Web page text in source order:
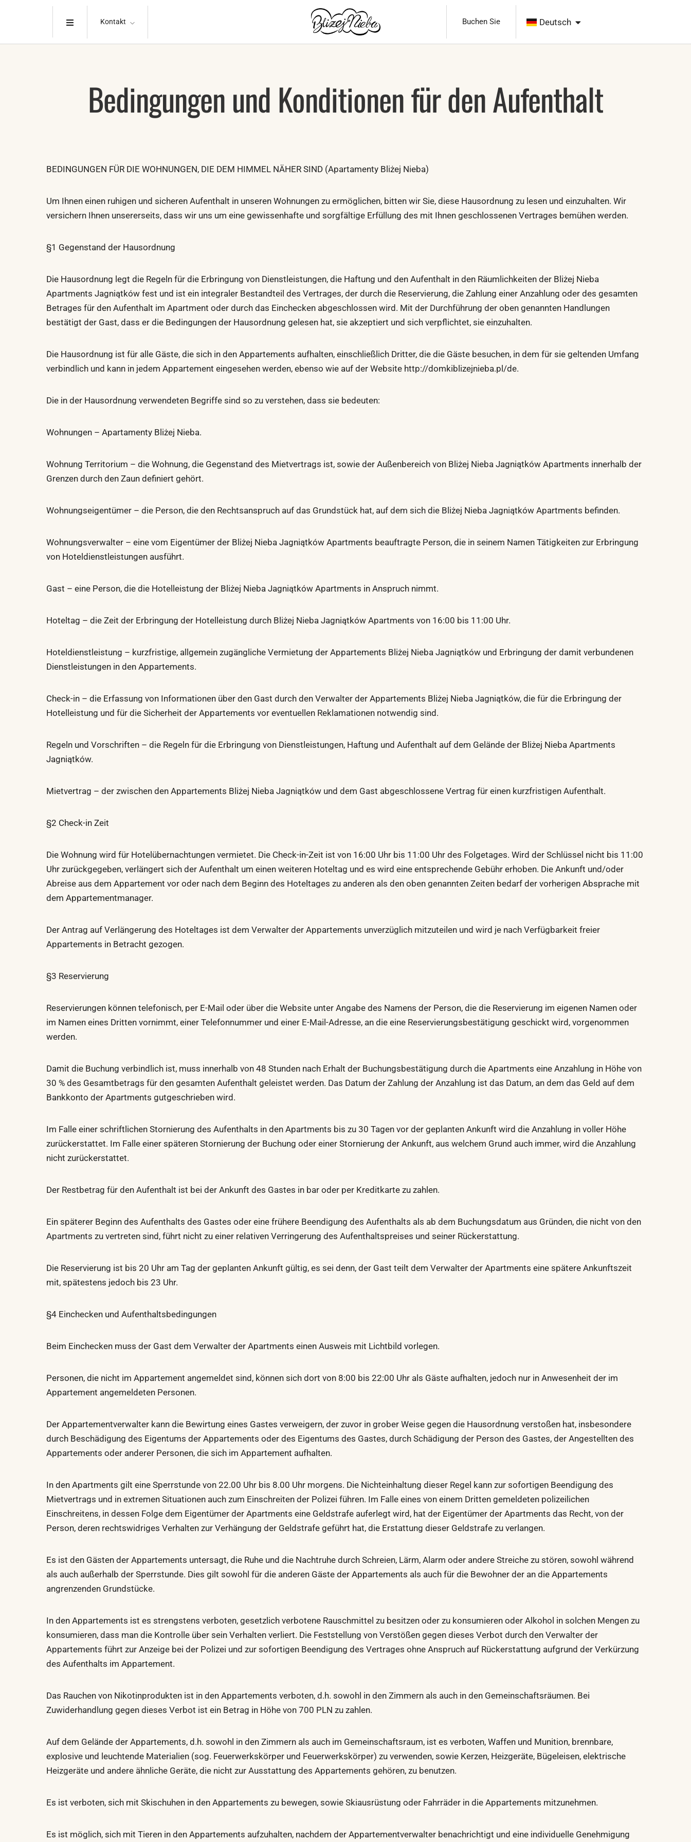
Kontakt Buchen Sie Deutsch
Čeština
Bedingungen und Konditionen für den Aufenthalt
BEDINGUNGEN FÜR DIE WOHNUNGEN, DIE DEM HIMMEL NÄHER SIND (Apartamenty Bliżej Nieba)
Um Ihnen einen ruhigen und sicheren Aufenthalt in unseren Wohnungen zu ermöglichen, bitten wir Sie, diese Hausordnung zu lesen und einzuhalten. Wir
versichern Ihnen unsererseits, dass wir uns um eine gewissenhafte und sorgfältige Erfüllung des mit Ihnen geschlossenen Vertrages bemühen werden.
§1 Gegenstand der Hausordnung
Die Hausordnung legt die Regeln für die Erbringung von Dienstleistungen, die Haftung und den Aufenthalt in den Räumlichkeiten der Bliżej Nieba
Apartments Jagniątków fest und ist ein integraler Bestandteil des Vertrages, der durch die Reservierung, die Zahlung einer Anzahlung oder des gesamten
Betrages für den Aufenthalt im Apartment oder durch das Einchecken abgeschlossen wird. Mit der Durchführung der oben genannten Handlungen
bestätigt der Gast, dass er die Bedingungen der Hausordnung gelesen hat, sie akzeptiert und sich verpflichtet, sie einzuhalten.
Die Hausordnung ist für alle Gäste, die sich in den Appartements aufhalten, einschließlich Dritter, die die Gäste besuchen, in dem für sie geltenden Umfang
verbindlich und kann in jedem Appartement eingesehen werden, ebenso wie auf der Website http://domkiblizejnieba.pl/de.
Die in der Hausordnung verwendeten Begriffe sind so zu verstehen, dass sie bedeuten:
Wohnungen – Apartamenty Bliżej Nieba.
Wohnung Territorium – die Wohnung, die Gegenstand des Mietvertrags ist, sowie der Außenbereich von Bliżej Nieba Jagniątków Apartments innerhalb der
Grenzen durch den Zaun definiert gehört.
Wohnungseigentümer – die Person, die den Rechtsanspruch auf das Grundstück hat, auf dem sich die Bliżej Nieba Jagniątków Apartments befinden.
Wohnungsverwalter – eine vom Eigentümer der Bliżej Nieba Jagniątków Apartments beauftragte Person, die in seinem Namen Tätigkeiten zur Erbringung
von Hoteldienstleistungen ausführt.
Gast – eine Person, die die Hotelleistung der Bliżej Nieba Jagniątków Apartments in Anspruch nimmt.
Hoteltag – die Zeit der Erbringung der Hotelleistung durch Bliżej Nieba Jagniątków Apartments von 16:00 bis 11:00 Uhr.
Hoteldienstleistung – kurzfristige, allgemein zugängliche Vermietung der Appartements Bliżej Nieba Jagniątków und Erbringung der damit verbundenen
Dienstleistungen in den Appartements.
Check-in – die Erfassung von Informationen über den Gast durch den Verwalter der Appartements Bliżej Nieba Jagniątków, die für die Erbringung der
Hotelleistung und für die Sicherheit der Appartements vor eventuellen Reklamationen notwendig sind.
Regeln und Vorschriften – die Regeln für die Erbringung von Dienstleistungen, Haftung und Aufenthalt auf dem Gelände der Bliżej Nieba Apartments
Jagniątków.
Mietvertrag – der zwischen den Appartements Bliżej Nieba Jagniątków und dem Gast abgeschlossene Vertrag für einen kurzfristigen Aufenthalt.
§2 Check-in Zeit
Die Wohnung wird für Hotelübernachtungen vermietet. Die Check-in-Zeit ist von 16:00 Uhr bis 11:00 Uhr des Folgetages. Wird der Schlüssel nicht bis 11:00
Uhr zurückgegeben, verlängert sich der Aufenthalt um einen weiteren Hoteltag und es wird eine entsprechende Gebühr erhoben. Die Ankunft und/oder
Abreise aus dem Appartement vor oder nach dem Beginn des Hoteltages zu anderen als den oben genannten Zeiten bedarf der vorherigen Absprache mit
dem Appartementmanager.
Der Antrag auf Verlängerung des Hoteltages ist dem Verwalter der Appartements unverzüglich mitzuteilen und wird je nach Verfügbarkeit freier
Appartements in Betracht gezogen.
§3 Reservierung
Reservierungen können telefonisch, per E-Mail oder über die Website unter Angabe des Namens der Person, die die Reservierung im eigenen Namen oder
im Namen eines Dritten vornimmt, einer Telefonnummer und einer E-Mail-Adresse, an die eine Reservierungsbestätigung geschickt wird, vorgenommen
werden.
Damit die Buchung verbindlich ist, muss innerhalb von 48 Stunden nach Erhalt der Buchungsbestätigung durch die Apartments eine Anzahlung in Höhe von
30 % des Gesamtbetrags für den gesamten Aufenthalt geleistet werden. Das Datum der Zahlung der Anzahlung ist das Datum, an dem das Geld auf dem
Bankkonto der Apartments gutgeschrieben wird.
Im Falle einer schriftlichen Stornierung des Aufenthalts in den Apartments bis zu 30 Tagen vor der geplanten Ankunft wird die Anzahlung in voller Höhe
zurückerstattet. Im Falle einer späteren Stornierung der Buchung oder einer Stornierung der Ankunft, aus welchem Grund auch immer, wird die Anzahlung
nicht zurückerstattet.
Der Restbetrag für den Aufenthalt ist bei der Ankunft des Gastes in bar oder per Kreditkarte zu zahlen.
Ein späterer Beginn des Aufenthalts des Gastes oder eine frühere Beendigung des Aufenthalts als ab dem Buchungsdatum aus Gründen, die nicht von den
Apartments zu vertreten sind, führt nicht zu einer relativen Verringerung des Aufenthaltspreises und seiner Rückerstattung.
Die Reservierung ist bis 20 Uhr am Tag der geplanten Ankunft gültig, es sei denn, der Gast teilt dem Verwalter der Apartments eine spätere Ankunftszeit
mit, spätestens jedoch bis 23 Uhr.
§4 Einchecken und Aufenthaltsbedingungen
Beim Einchecken muss der Gast dem Verwalter der Apartments einen Ausweis mit Lichtbild vorlegen.
Personen, die nicht im Appartement angemeldet sind, können sich dort von 8:00 bis 22:00 Uhr als Gäste aufhalten, jedoch nur in Anwesenheit der im
Appartement angemeldeten Personen.
Der Appartementverwalter kann die Bewirtung eines Gastes verweigern, der zuvor in grober Weise gegen die Hausordnung verstoßen hat, insbesondere
durch Beschädigung des Eigentums der Appartements oder des Eigentums des Gastes, durch Schädigung der Person des Gastes, der Angestellten des
Appartements oder anderer Personen, die sich im Appartement aufhalten.
In den Apartments gilt eine Sperrstunde von 22.00 Uhr bis 8.00 Uhr morgens. Die Nichteinhaltung dieser Regel kann zur sofortigen Beendigung des
Mietvertrags und in extremen Situationen auch zum Einschreiten der Polizei führen. Im Falle eines von einem Dritten gemeldeten polizeilichen
Einschreitens, in dessen Folge dem Eigentümer der Apartments eine Geldstrafe auferlegt wird, hat der Eigentümer der Apartments das Recht, von der
Person, deren rechtswidriges Verhalten zur Verhängung der Geldstrafe geführt hat, die Erstattung dieser Geldstrafe zu verlangen.
Es ist den Gästen der Appartements untersagt, die Ruhe und die Nachtruhe durch Schreien, Lärm, Alarm oder andere Streiche zu stören, sowohl während
als auch außerhalb der Sperrstunde. Dies gilt sowohl für die anderen Gäste der Appartements als auch für die Bewohner der an die Appartements
angrenzenden Grundstücke.
In den Appartements ist es strengstens verboten, gesetzlich verbotene Rauschmittel zu besitzen oder zu konsumieren oder Alkohol in solchen Mengen zu
konsumieren, dass man die Kontrolle über sein Verhalten verliert. Die Feststellung von Verstößen gegen dieses Verbot durch den Verwalter der
Appartements führt zur Anzeige bei der Polizei und zur sofortigen Beendigung des Vertrages ohne Anspruch auf Rückerstattung aufgrund der Verkürzung
des Aufenthalts im Appartement.
Das Rauchen von Nikotinprodukten ist in den Appartements verboten, d.h. sowohl in den Zimmern als auch in den Gemeinschaftsräumen. Bei
Zuwiderhandlung gegen dieses Verbot ist ein Betrag in Höhe von 700 PLN zu zahlen.
Auf dem Gelände der Appartements, d.h. sowohl in den Zimmern als auch im Gemeinschaftsraum, ist es verboten, Waffen und Munition, brennbare,
explosive und leuchtende Materialien (sog. Feuerwerkskörper und Feuerwerkskörper) zu verwenden, sowie Kerzen, Heizgeräte, Bügeleisen, elektrische
Heizgeräte und andere ähnliche Geräte, die nicht zur Ausstattung des Appartements gehören, zu benutzen.
Es ist verboten, sich mit Skischuhen in den Appartements zu bewegen, sowie Skiausrüstung oder Fahrräder in die Appartements mitzunehmen.
Es ist möglich, sich mit Tieren in den Appartements aufzuhalten, nachdem der Appartementverwalter benachrichtigt und eine individuelle Genehmigung